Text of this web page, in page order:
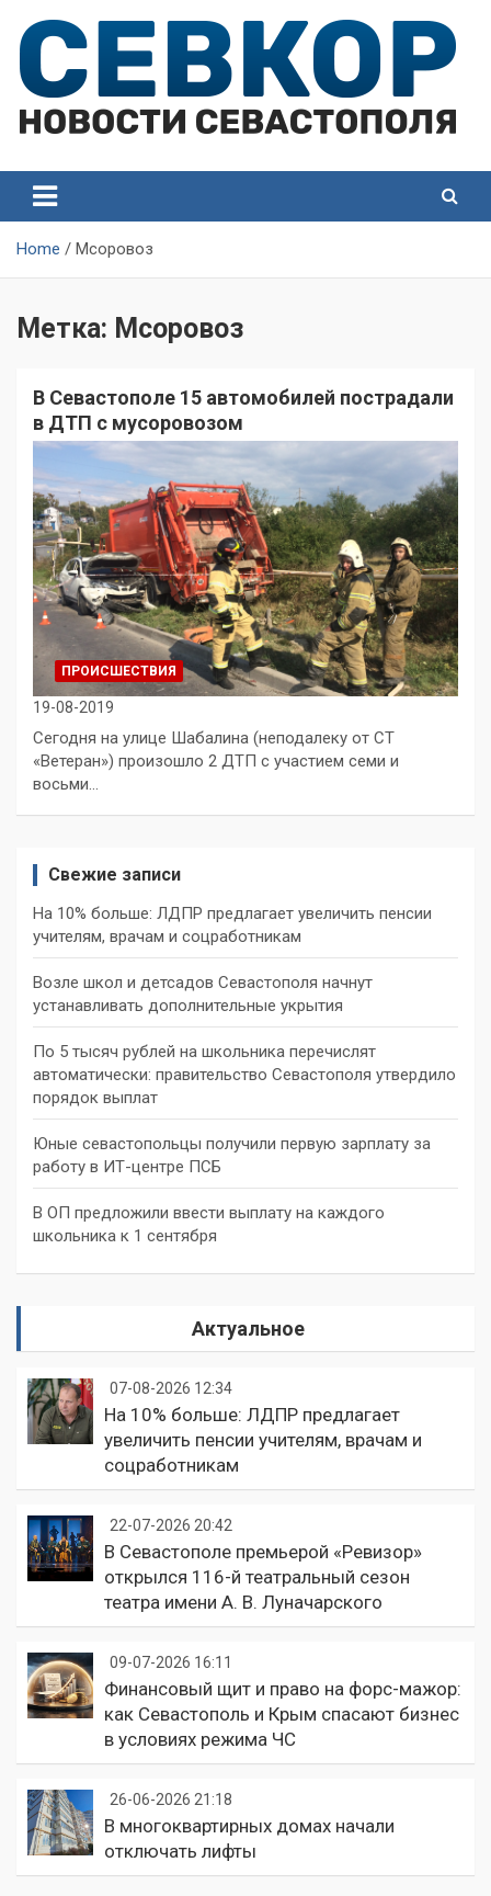
content
Севастополя
Севастополя
Home Мсоровоз
Метка: Мсоровоз
В Севастополе 15 автомобилей пострадали
в ДТП с мусоровозом
ПРОИСШЕСТВИЯ
19-08-2019
Сегодня на улице Шабалина (неподалеку от СТ
«Ветеран») произошло 2 ДТП с участием семи и
восьми…
Свежие записи
На 10% больше: ЛДПР предлагает увеличить пенсии
учителям, врачам и соцработникам
Возле школ и детсадов Севастополя начнут
устанавливать дополнительные укрытия
По 5 тысяч рублей на школьника перечислят
автоматически: правительство Севастополя утвердило
порядок выплат
Юные севастопольцы получили первую зарплату за
работу в ИТ-центре ПСБ
В ОП предложили ввести выплату на каждого
школьника к 1 сентября
Актуальное
07-08-2026 12:34
На 10% больше: ЛДПР предлагает
увеличить пенсии учителям, врачам и
соцработникам
22-07-2026 20:42
В Севастополе премьерой «Ревизор»
открылся 116-й театральный сезон
театра имени А. В. Луначарского
09-07-2026 16:11
Финансовый щит и право на форс-мажор:
как Севастополь и Крым спасают бизнес
в условиях режима ЧС
26-06-2026 21:18
В многоквартирных домах начали
отключать лифты